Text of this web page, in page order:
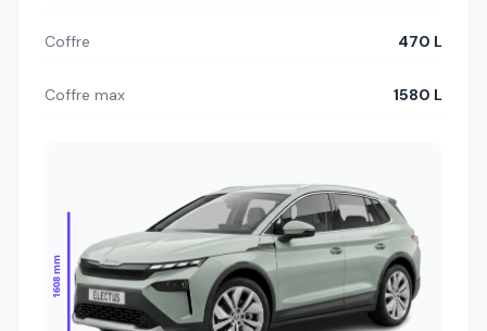
Coffre 470 L
Coffre max 1580 L
1608 mm